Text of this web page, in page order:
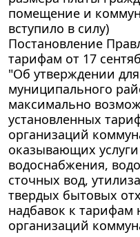
помещение и
вступило в силу)
Постановление
тарифам от 17
"Об утверждении
муниципального
максимально
установленных
организаций
оказывающих
водоснабжения,
сточных вод,
твердых бытовых
надбавок к тарифам
организаций